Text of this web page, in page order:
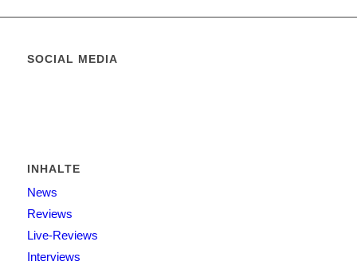
SOCIAL MEDIA
INHALTE
News
Reviews
Live-Reviews
Interviews